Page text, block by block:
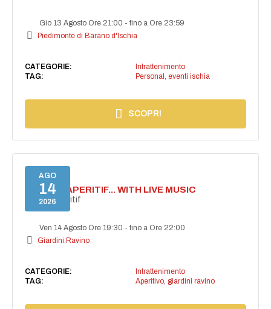
Gio 13 Agosto Ore 21:00 -fino a Ore 23:59
Piedimonte di Barano d'Ischia
CATEGORIE:
Intrattenimento
TAG:
Personal eventi ischia
SCOPRI
AGO
14
2026
SECRET APERITIF... WITH LIVE MUSIC
Secret aperitif
Ven 14 Agosto Ore 19:30 -fino a Ore 22:00
Giardini Ravino
CATEGORIE:
Intrattenimento
TAG:
Aperitivo, giardini ravino